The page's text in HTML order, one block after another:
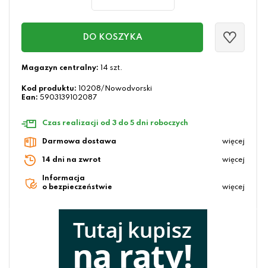
DO KOSZYKA
Magazyn centralny: 14 szt.
Kod produktu:
10208/Nowodvorski
Ean: 5903139102087
Czas realizacji od 3 do 5 dni roboczych
Darmowa dostawa więcej
14 dni na zwrot więcej
Informacja
o bezpieczeństwie
więcej